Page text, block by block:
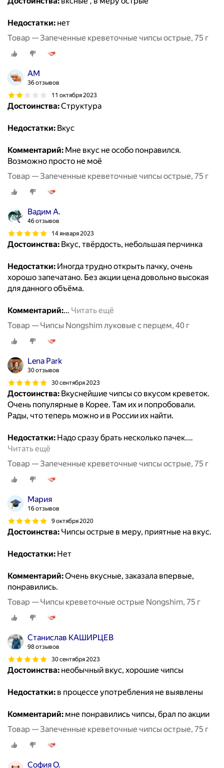
Недостатки: нет
Товар — Запеченные креветочные чипсы острые, 75 г
AM
36 отзывов
11 октября 2023
Достоинства:Структура
Недостатки: Вкус
Комментарий: Мне вкус не особо понравился.
Возможно просто не моё
Товар — Запеченные креветочные чипсы острые, 75 г
Вадим А.
46 отзывов
14 января 2023
Достоинства: Вкус, твёрдость, небольшая перчинка
Недостатки: Иногда трудно открыть пачку, очень
хорошо запечатано. Без акции цена довольно высокая
для данного объёма.
Комментарий:… Читать ещё
Товар — Чипсы Nongshim луковые с перцем, 40 г
Lena Park
30 отзывов
30 сентября 2023
Достоинства: Вкуснейшие чипсы со вкусом креветок.
Очень популярные в Корее. Там их и попробовали.
Рады, что теперь можно и в России их найти.
Недостатки: Надо сразу брать несколько пачек.…
Читать ещё
Товар — Запеченные креветочные чипсы острые, 75 г
Мария
16 отзывов
9 октября 2020
Достоинства: Чипсы острые в меру, приятные на вкус.
Недостатки: Нет
Комментарий:Очень вкусные, заказала впервые,
понравились.
Товар — Чипсы креветочные острые Nongshim, 75 г
Станислав КАШИРЦЕВ
98 отзывов
30 сентября 2023
Достоинства: необычный вкус, хорошие чипсы
Недостатки: в процессе употребления не выявлены
Комментарий: мне понравились чипсы, брал по акции
Товар — Запеченные креветочные чипсы острые, 75 г
София О.